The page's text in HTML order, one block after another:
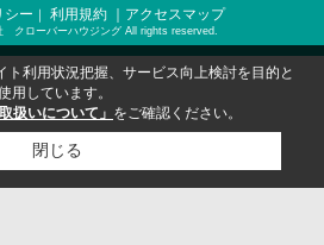
シー ｜ 利用規約 ｜アクセスマップ
クローバーハウジング All rights reserved.
ト利用状況把握、サービス向上検討を目的と
用しています。
扱いについて」 をご確認ください。
閉じる